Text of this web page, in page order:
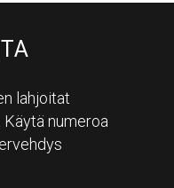
lahjoitat
numeroa